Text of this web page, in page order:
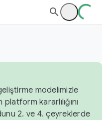
modelimizle
kararlılığını
2. ve 4. çeyreklerde